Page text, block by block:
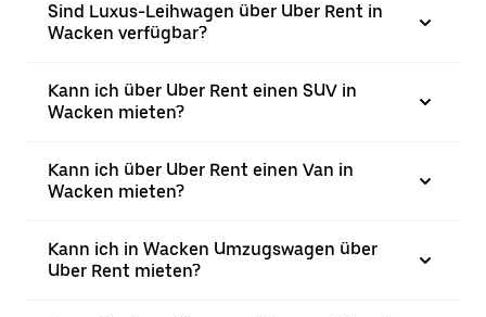
Sind Luxus-Leihwagen über Uber Rent in
Wacken verfügbar?
Kann ich über Uber Rent einen SUV in
Wacken mieten?
Kann ich über Uber Rent einen Van in
Wacken mieten?
Kann ich in Wacken Umzugswagen über
Uber Rent mieten?